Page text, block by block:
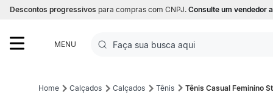
Descontos progressivos para compras com CNPJ. Consulte um vendedor
MENU
Faça sua busca aqui
Calçados Calçados Tênis Tênis Casual Feminino